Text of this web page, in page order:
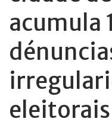
acumula
eleitorais